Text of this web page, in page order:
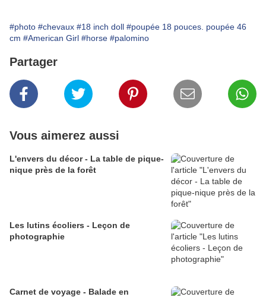
#photo #chevaux #18 inch doll #poupée 18 pouces. poupée 46
cm #American Girl #horse #palomino
Partager
Vous aimerez aussi
L'envers du décor - La table de pique-
nique près de la forêt
Les lutins écoliers - Leçon de
photographie
Carnet de voyage - Balade en